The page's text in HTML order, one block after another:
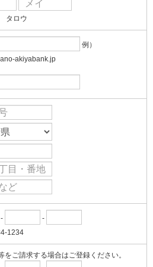
タロウ
例）
akiyabank.jp
-
-
1234
をご請求する場合はご登録ください。